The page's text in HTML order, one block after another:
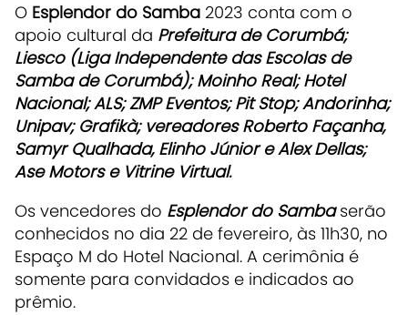
O Esplendor do Samba 2023 conta com o
apoio cultural da Prefeitura de Corumbá;
Liesco (Liga Independente das Escolas de
Samba de Corumbá); Moinho Real; Hotel
Nacional; ALS; ZMP Eventos; Pit Stop; Andorinha;
Unipav; Grafikà; vereadores Roberto Façanha,
Samyr Qualhada, Elinho Júnior e Alex Dellas;
Ase Motors e Vitrine Virtual.
Os vencedores do Esplendor do Sambaserão
conhecidos no dia 22 de fevereiro, às 11h30, no
Espaço M do Hotel Nacional. A cerimônia é
somente para convidados e indicados ao
prêmio.